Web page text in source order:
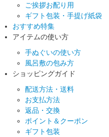
ご挨拶お配り用
ギフト包装・手提げ紙袋
おすすめ特集
アイテムの使い方
手ぬぐいの使い方
風呂敷の包み方
ショッピングガイド
配送方法・送料
お支払方法
返品・交換
ポイント＆クーポン
ギフト包装